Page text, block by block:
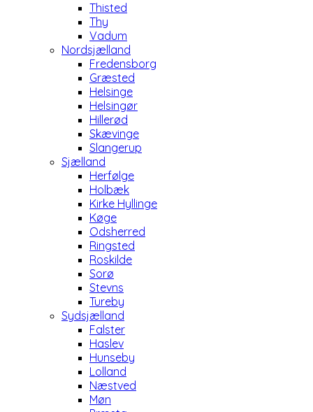
Thisted
Thy
Vadum
Nordsjælland
Fredensborg
Græsted
Helsinge
Helsingør
Hillerød
Skævinge
Slangerup
Sjælland
Herfølge
Holbæk
Kirke Hyllinge
Køge
Odsherred
Ringsted
Roskilde
Sorø
Stevns
Tureby
Sydsjælland
Falster
Haslev
Hunseby
Lolland
Næstved
Møn